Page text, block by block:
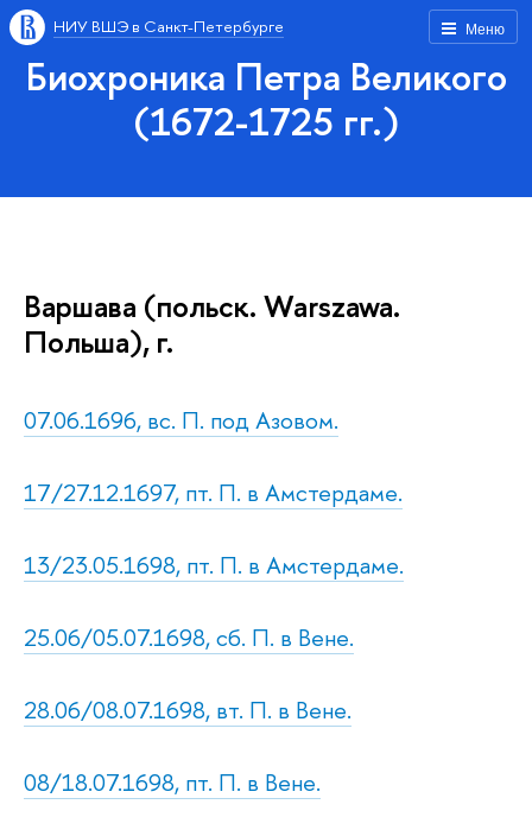
Меню
НИУ ВШЭ в Санкт-Петербурге
Биохроника Петра Великого
(1672-1725 гг.)
Варшава (польск. Warszawa.
Польша), г.
07.06.1696, вс. П. под Азовом.
17/27.12.1697, пт. П. в Амстердаме.
13/23.05.1698, пт. П. в Амстердаме.
25.06/05.07.1698, сб. П. в Вене.
28.06/08.07.1698, вт. П. в Вене.
08/18.07.1698, пт. П. в Вене.